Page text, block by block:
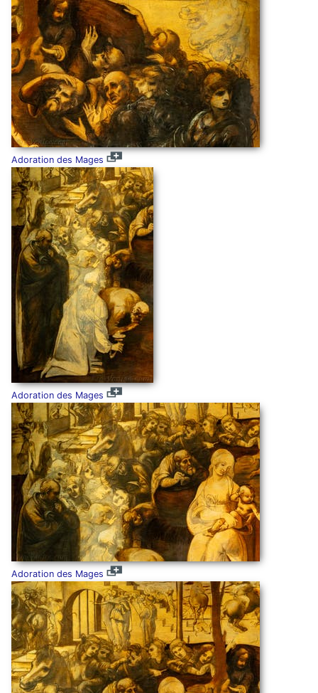
Adoration des Mages
Adoration des Mages
Adoration des Mages